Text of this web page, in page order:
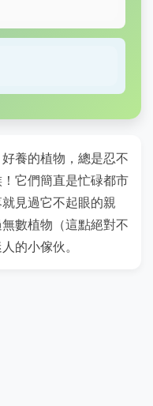
養的植物，總是忍不
它們簡直是忙碌都市
見過它不起眼的親
數植物（這點絕對不
的小傢伙。